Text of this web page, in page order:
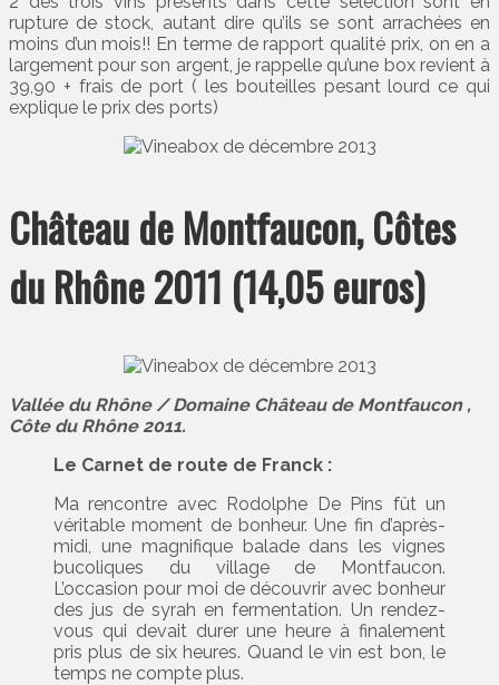
rupture de stock, autant dire qu’ils se sont arrachées en
moins d’un mois!! En terme de rapport qualité prix, on en a
largement pour son argent, je rappelle qu’une box revient à
39,90 + frais de port ( les bouteilles pesant lourd ce qui
explique le prix des ports)
Château de Montfaucon, Côtes
du Rhône 2011 (14,05 euros)
Vallée du Rhône / Domaine Château de Montfaucon ,
Côte du Rhône 2011.
Le Carnet de route de Franck :
Ma rencontre avec Rodolphe De Pins fût un
véritable moment de bonheur. Une fin d’après-
midi, une magnifique balade dans les vignes
bucoliques du village de Montfaucon.
L’occasion pour moi de découvrir avec bonheur
des jus de syrah en fermentation. Un rendez-
vous qui devait durer une heure à finalement
pris plus de six heures. Quand le vin est bon, le
temps ne compte plus.